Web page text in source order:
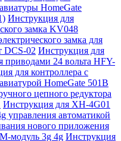
HomeGate
Инструкция для
замка KV048
замка для
DCS-02 Инструкция для
приводами 24 вольта HFY-
для контроллера с
HomeGate 501B
цепного редуктора
Инструкция для XH-4G01
управления автоматикой
нового приложения
модуль 3g 4g Инструкция